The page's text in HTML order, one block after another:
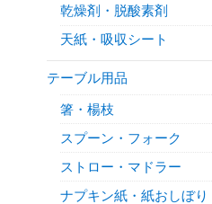
乾燥剤・脱酸素剤
天紙・吸収シート
テーブル用品
箸・楊枝
スプーン・フォーク
ストロー・マドラー
ナプキン紙・紙おしぼり